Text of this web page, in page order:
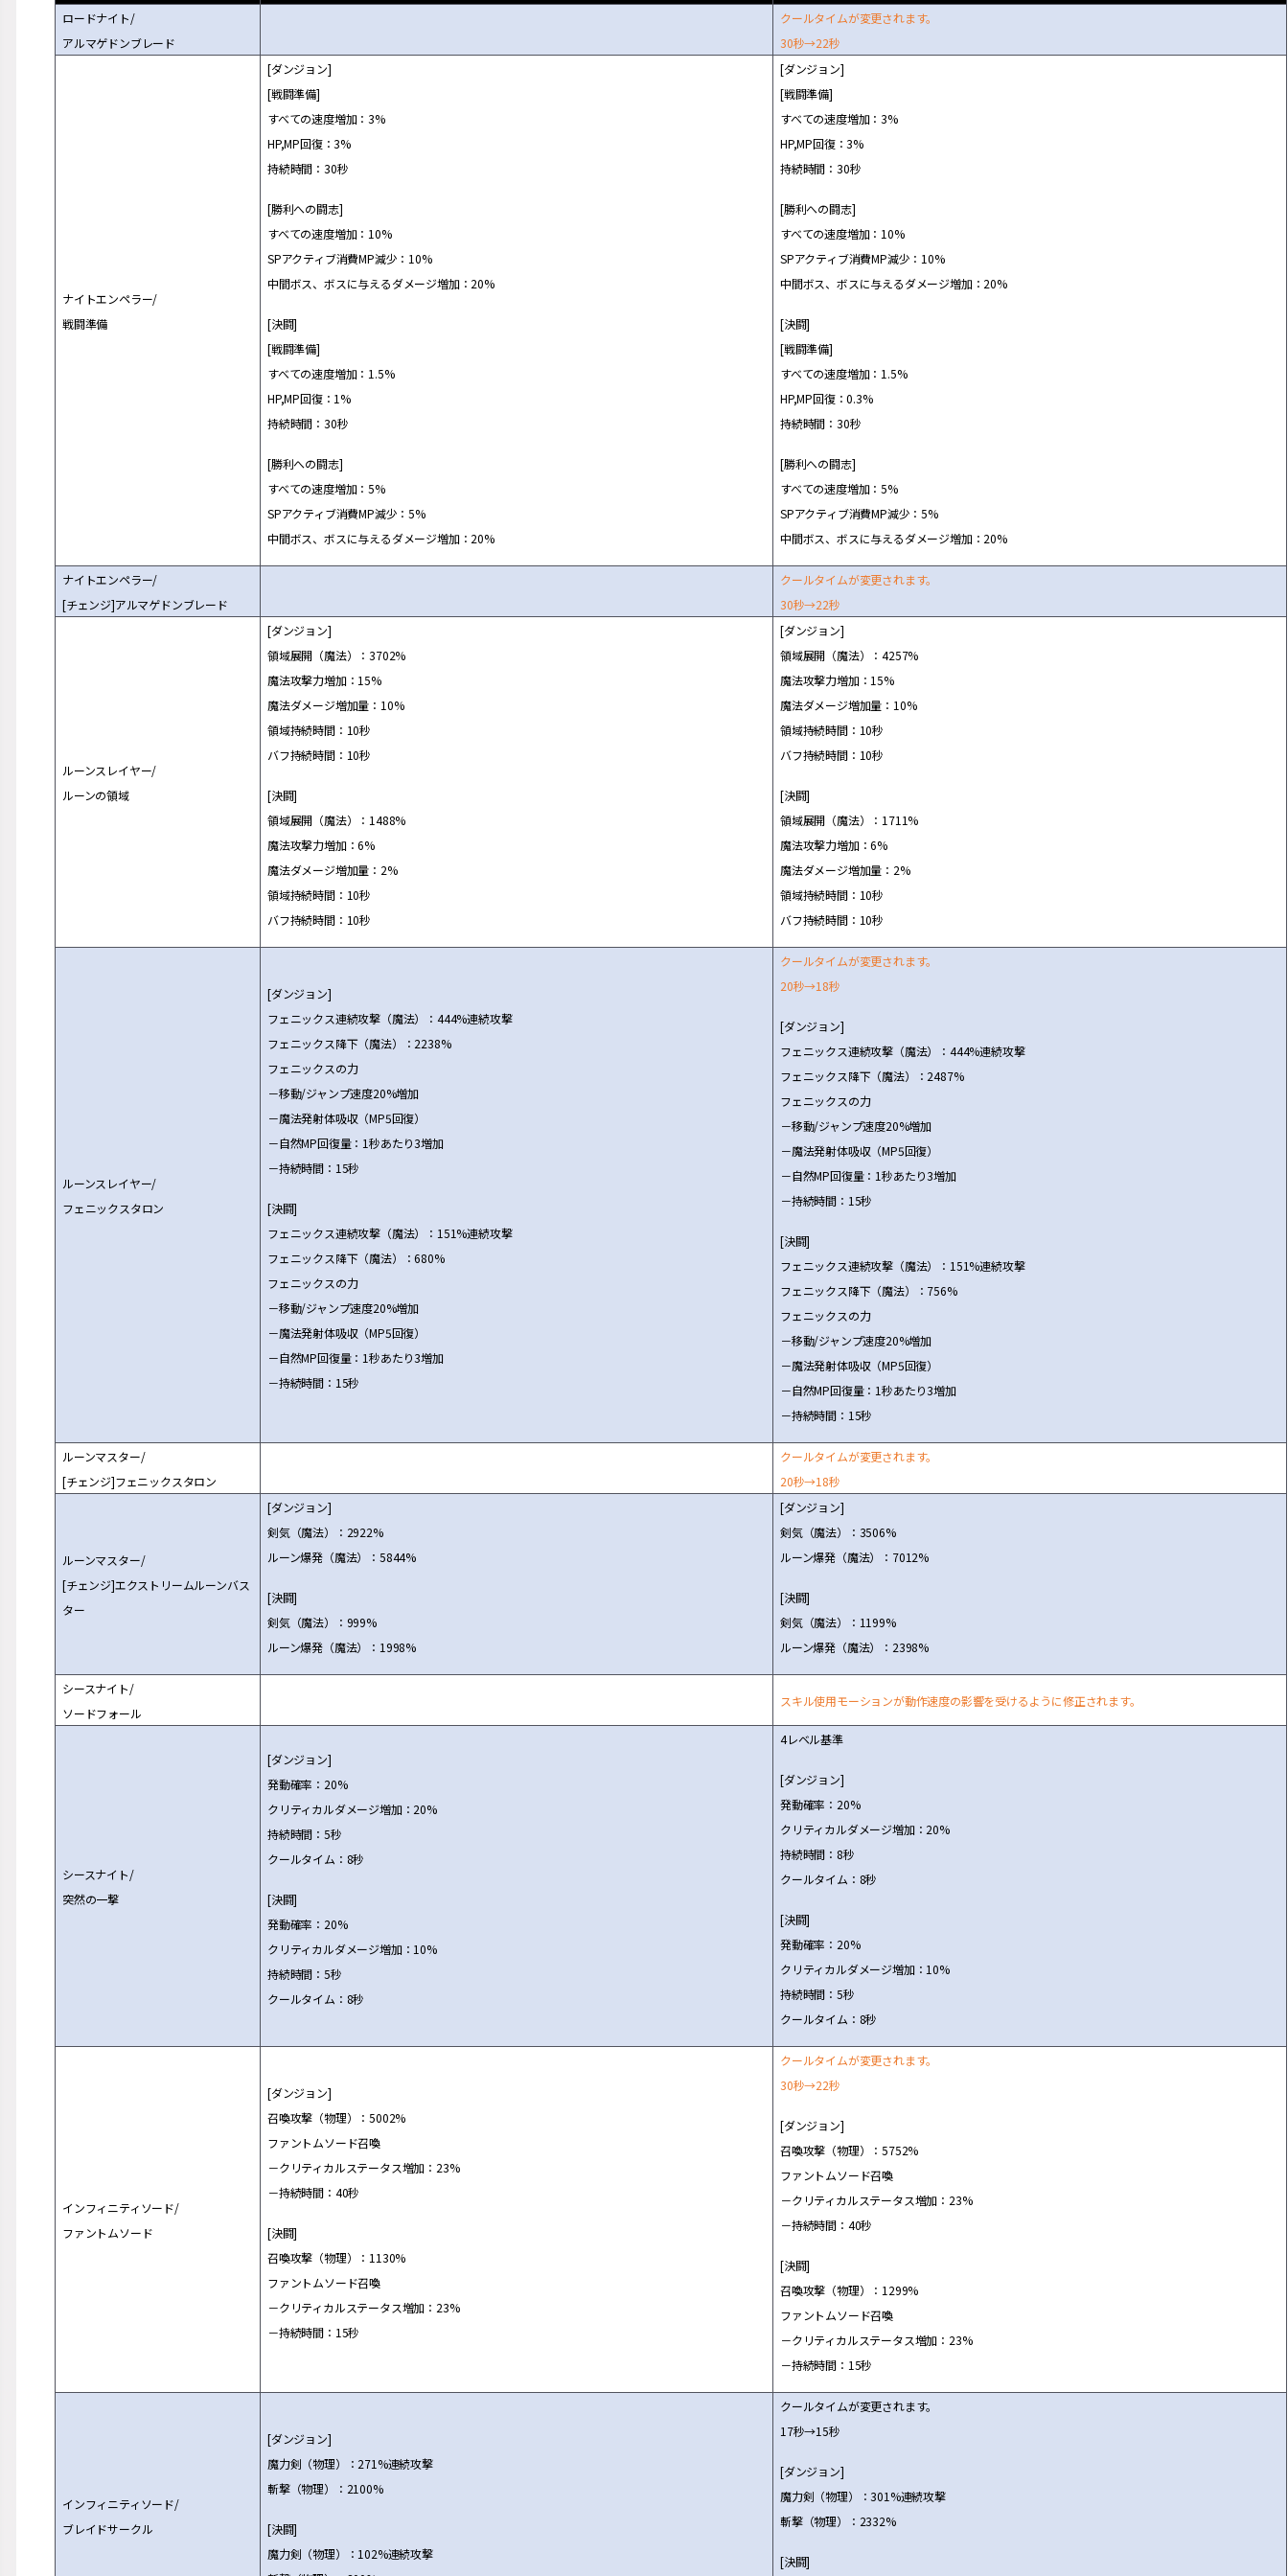
ロー ドナイト/
アルマゲドンブレー ド
クールタイムが変更されます。
30秒→22秒
ナイトエンペラー/
戦闘準備
[ダンジョン]
[戦闘準備]
すべての速度増加：3%
HP,MP回復：3%
持続時間：30秒
[勝利への闘志]
すべての速度増加：10%
SPアクティブ消費MP減少：10%
中間ボス、ボスに与えるダメージ増加：20%
[決闘]
[戦闘準備]
すべての速度増加：1.5%
HP,MP回復：1%
持続時間：30秒
[勝利への闘志]
すべての速度増加：5%
SPアクティブ消費MP減少：5%
中間ボス、ボスに与えるダメージ増加：20%
[ダンジョン]
[戦闘準備]
すべての速度増加：3%
HP,MP回復：3%
持続時間：30秒
[勝利への闘志]
すべての速度増加：10%
SPアクティブ消費MP減少：10%
中間ボス、ボスに与えるダメージ増加：20%
[決闘]
[戦闘準備]
すべての速度増加：1.5%
HP,MP回復：0.3%
持続時間：30秒
[勝利への闘志]
すべての速度増加：5%
SPアクティブ消費MP減少：5%
中間ボス、ボスに与えるダメージ増加：20%
ナイトエンペラー/
[チェンジ]アルマゲドンブレー ド
クールタイムが変更されます。
30秒→22秒
ルーンスレイヤー/
ルーンの領域
[ダンジョン]
領域展開（魔法）：3702%
魔法攻撃力増加：15%
魔法ダメージ増加量：10%
領域持続時間：10秒
バフ持続時間：10秒
[決闘]
領域展開（魔法）：1488%
魔法攻撃力増加：6%
魔法ダメージ増加量：2%
領域持続時間：10秒
バフ持続時間：10秒
[ダンジョン]
領域展開（魔法）：4257%
魔法攻撃力増加：15%
魔法ダメージ増加量：10%
領域持続時間：10秒
バフ持続時間：10秒
[決闘]
領域展開（魔法）：1711%
魔法攻撃力増加：6%
魔法ダメージ増加量：2%
領域持続時間：10秒
バフ持続時間：10秒
ルーンスレイヤー/
フェニックスタロン
[ダンジョン]
フェニックス連続攻撃 （魔法）：444%連続攻撃
フェニックス降下（魔法）：2238%
フェニックスの力
－移動/ジャンプ速度20%増加
－魔法発射体吸収（MP5回復）
－自然MP回復量：1秒あたり3増加
－持続時間：15秒
[決闘]
フェニックス連続攻撃 （魔法）：151%連続攻撃
フェニックス降下（魔法）：680%
フェニックスの力
－移動/ジャンプ速度20%増加
－魔法発射体吸収（MP5回復）
－自然MP回復量：1秒あたり3増加
－持続時間：15秒
クールタイムが変更されます。
20秒→18秒
[ダンジョン]
フェニックス連続攻撃 （魔法）：444%連続攻撃
フェニックス降下（魔法）：2487%
フェニックスの力
－移動/ジャンプ速度20%増加
－魔法発射体吸収（MP5回復）
－自然MP回復量：1秒あたり3増加
－持続時間：15秒
[決闘]
フェニックス連続攻撃 （魔法）：151%連続攻撃
フェニックス降下（魔法）：756%
フェニックスの力
－移動/ジャンプ速度20%増加
－魔法発射体吸収（MP5回復）
－自然MP回復量：1秒あたり3増加
－持続時間：15秒
ルーンマスター/
[チェンジ]フェニックスタロン
クールタイムが変更されます。
20秒→18秒
ルーンマスター/
[チェンジ]エクストリームルーンバス
ター
[ダンジョン]
剣気 （魔法）：2922%
ルーン爆発 （魔法）：5844%
[決闘]
剣気 （魔法）：999%
ルーン爆発 （魔法）：1998%
[ダンジョン]
剣気 （魔法）：3506%
ルーン爆発 （魔法）：7012%
[決闘]
剣気 （魔法）：1199%
ルーン爆発 （魔法）：2398%
シースナイト/
ソー ドフォール
スキル使用モーションが動作速度の影響を受けるように修正されます。
シースナイト/
突然の一撃
[ダンジョン]
発動確率：20%
クリティカルダメージ増加：20%
持続時間：5秒
クールタイム：8秒
[決闘]
発動確率：20%
クリティカルダメージ増加：10%
持続時間：5秒
クールタイム：8秒
4レベル基準
[ダンジョン]
発動確率：20%
クリティカルダメージ増加：20%
持続時間：8秒
クールタイム：8秒
[決闘]
発動確率：20%
クリティカルダメージ増加：10%
持続時間：5秒
クールタイム：8秒
インフィニティソー ド/
ファントムソー ド
[ダンジョン]
召喚攻撃 （物理）：5002%
ファントムソー ド召喚
－クリティカルステータス増加：23%
－持続時間：40秒
[決闘]
召喚攻撃 （物理）：1130%
ファントムソー ド召喚
－クリティカルステータス増加：23%
－持続時間：15秒
クールタイムが変更されます。
30秒→22秒
[ダンジョン]
召喚攻撃 （物理）：5752%
ファントムソー ド召喚
－クリティカルステータス増加：23%
－持続時間：40秒
[決闘]
召喚攻撃 （物理）：1299%
ファントムソー ド召喚
－クリティカルステータス増加：23%
－持続時間：15秒
インフィニティソー ド/
ブレイドサークル
[ダンジョン]
魔力剣 （物理）：271%連続攻撃
斬撃（物理）：2100%
[決闘]
魔力剣 （物理）：102%連続攻撃
クールタイムが変更されます。
17秒→15秒
[ダンジョン]
魔力剣 （物理）：301%連続攻撃
斬撃（物理）：2332%
[決闘]